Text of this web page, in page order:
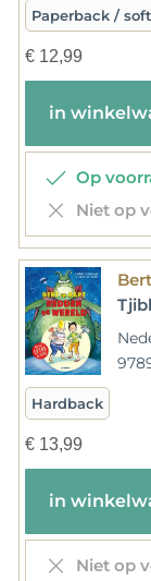
Paperback /
€12,99
in
Op
Niet op
Hardback
€13,99
in
Niet op